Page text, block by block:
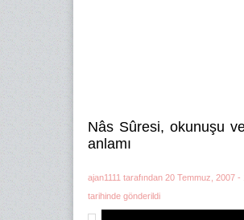
Nâs Sûresi, okunuşu
anlamı
ajan1111 tarafından 20 Temmuz, 2007 -
tarihinde gönderildi